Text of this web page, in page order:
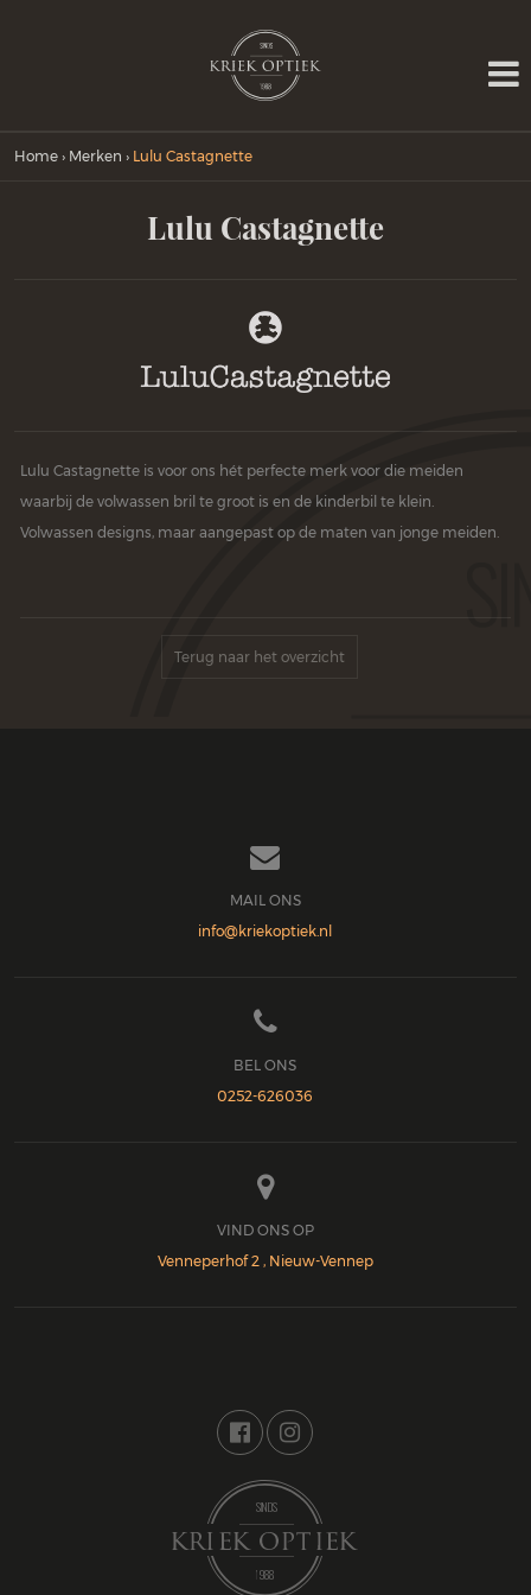
Home › Merken › Lulu Castagnette
Lulu Castagnette
Lulu Castagnette is voor ons hét perfecte merk voor die meiden
waarbij de volwassen bril te groot is en de kinderbil te klein.
Volwassen designs, maar aangepast op de maten van jonge meiden.
Terug naar het overzicht

MAIL ONS
info@kriekoptiek.nl

BEL ONS
0252-626036

VIND ONS OP
Venneperhof 2 , Nieuw-Vennep
 